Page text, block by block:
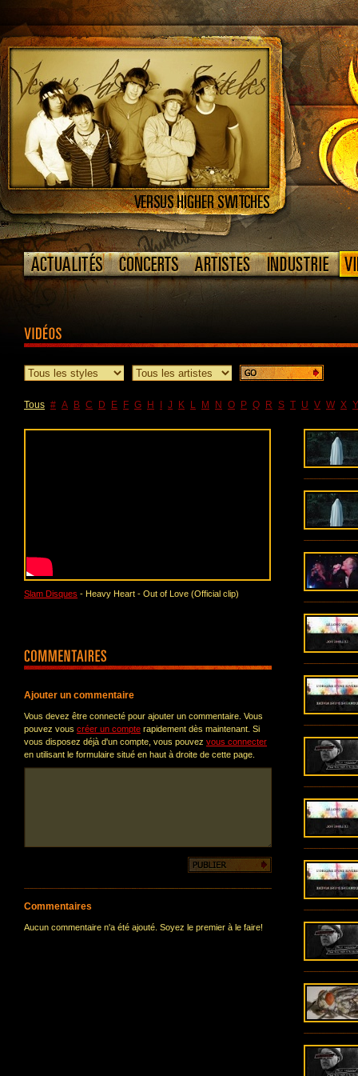
Tous # A B C D E F G H J K L M N O P Q R S T U V W X Y
Slam Disques - Heavy Heart - Out of Love (Official clip)
Ajouter un commentaire
Vous devez être connecté pour ajouter un commentaire. Vous
pouvez vous créer un compte rapidement dès maintenant. Si
vous disposez déjà d'un compte, vous pouvez vous connecter
en utilisant le formulaire situé en haut à droite de cette page.
Commentaires
Aucun commentaire n'a été ajouté. Soyez le premier à le faire!